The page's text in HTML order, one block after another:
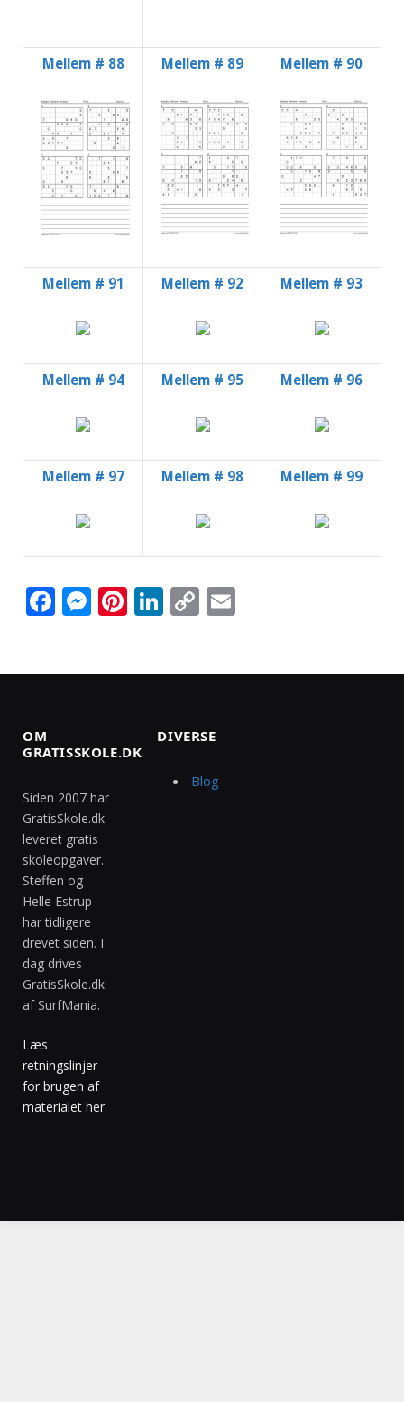
Mellem # 88 Mellem # 89 Mellem # 90
Mellem # 91 Mellem # 92 Mellem # 93
Mellem # 94 Mellem # 95 Mellem # 96
Mellem # 97 Mellem # 98 Mellem # 99
Facebook
Messenger
Pinterest
LinkedIn
Copy
OM
GRATISSKOLE.DK
Siden 2007 har
GratisSkole.dk
leveret gratis
skoleopgaver.
Steffen og
Helle Estrup
har tidligere
drevet siden. I
dag drives
GratisSkole.dk
af SurfMania.
Læs
retningslinjer
for brugen af
materialet her.
DIVERSE
Blog